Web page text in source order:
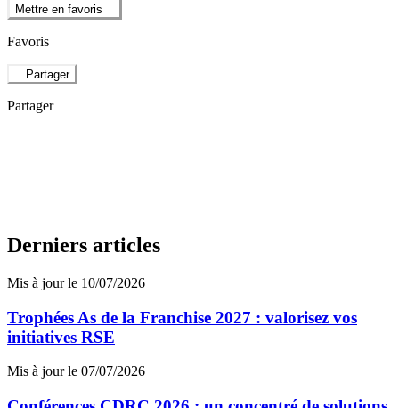
Mettre en favoris
Favoris
Partager
Partager
Derniers articles
Mis à jour le 10/07/2026
Trophées As de la Franchise 2027 : valorisez vos
initiatives RSE
Mis à jour le 07/07/2026